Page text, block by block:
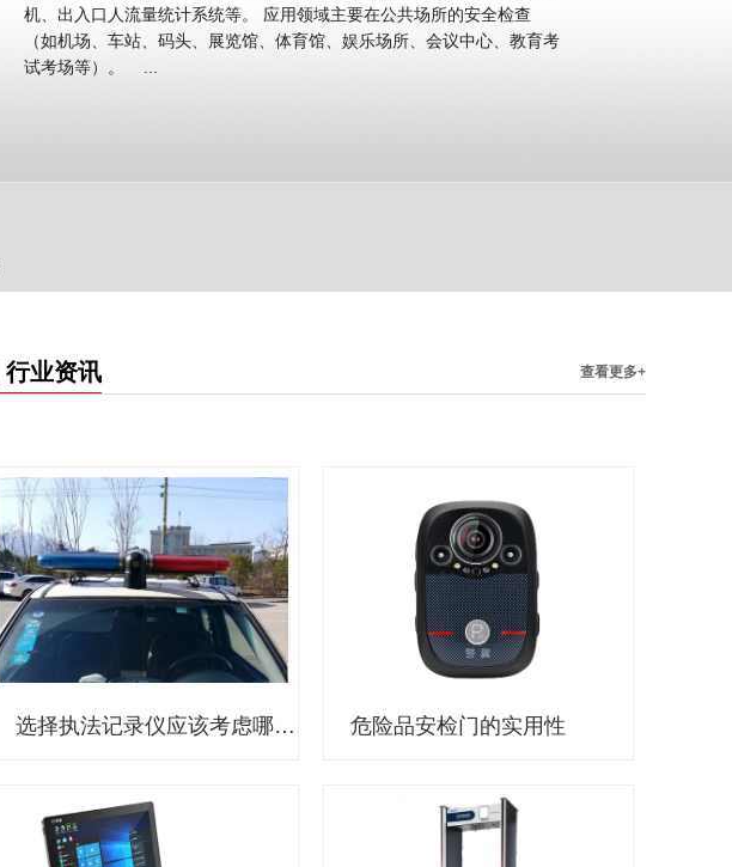
机、出入口人流量统计系统等。 应用领域主要在公共场所的安全检查
（如机场、车站、码头、展览馆、体育馆、娱乐场所、会议中心、教育考
行业资讯 查看更多+
选择执法记录仪应该考虑哪些因素？ 危险品安检门的实用性